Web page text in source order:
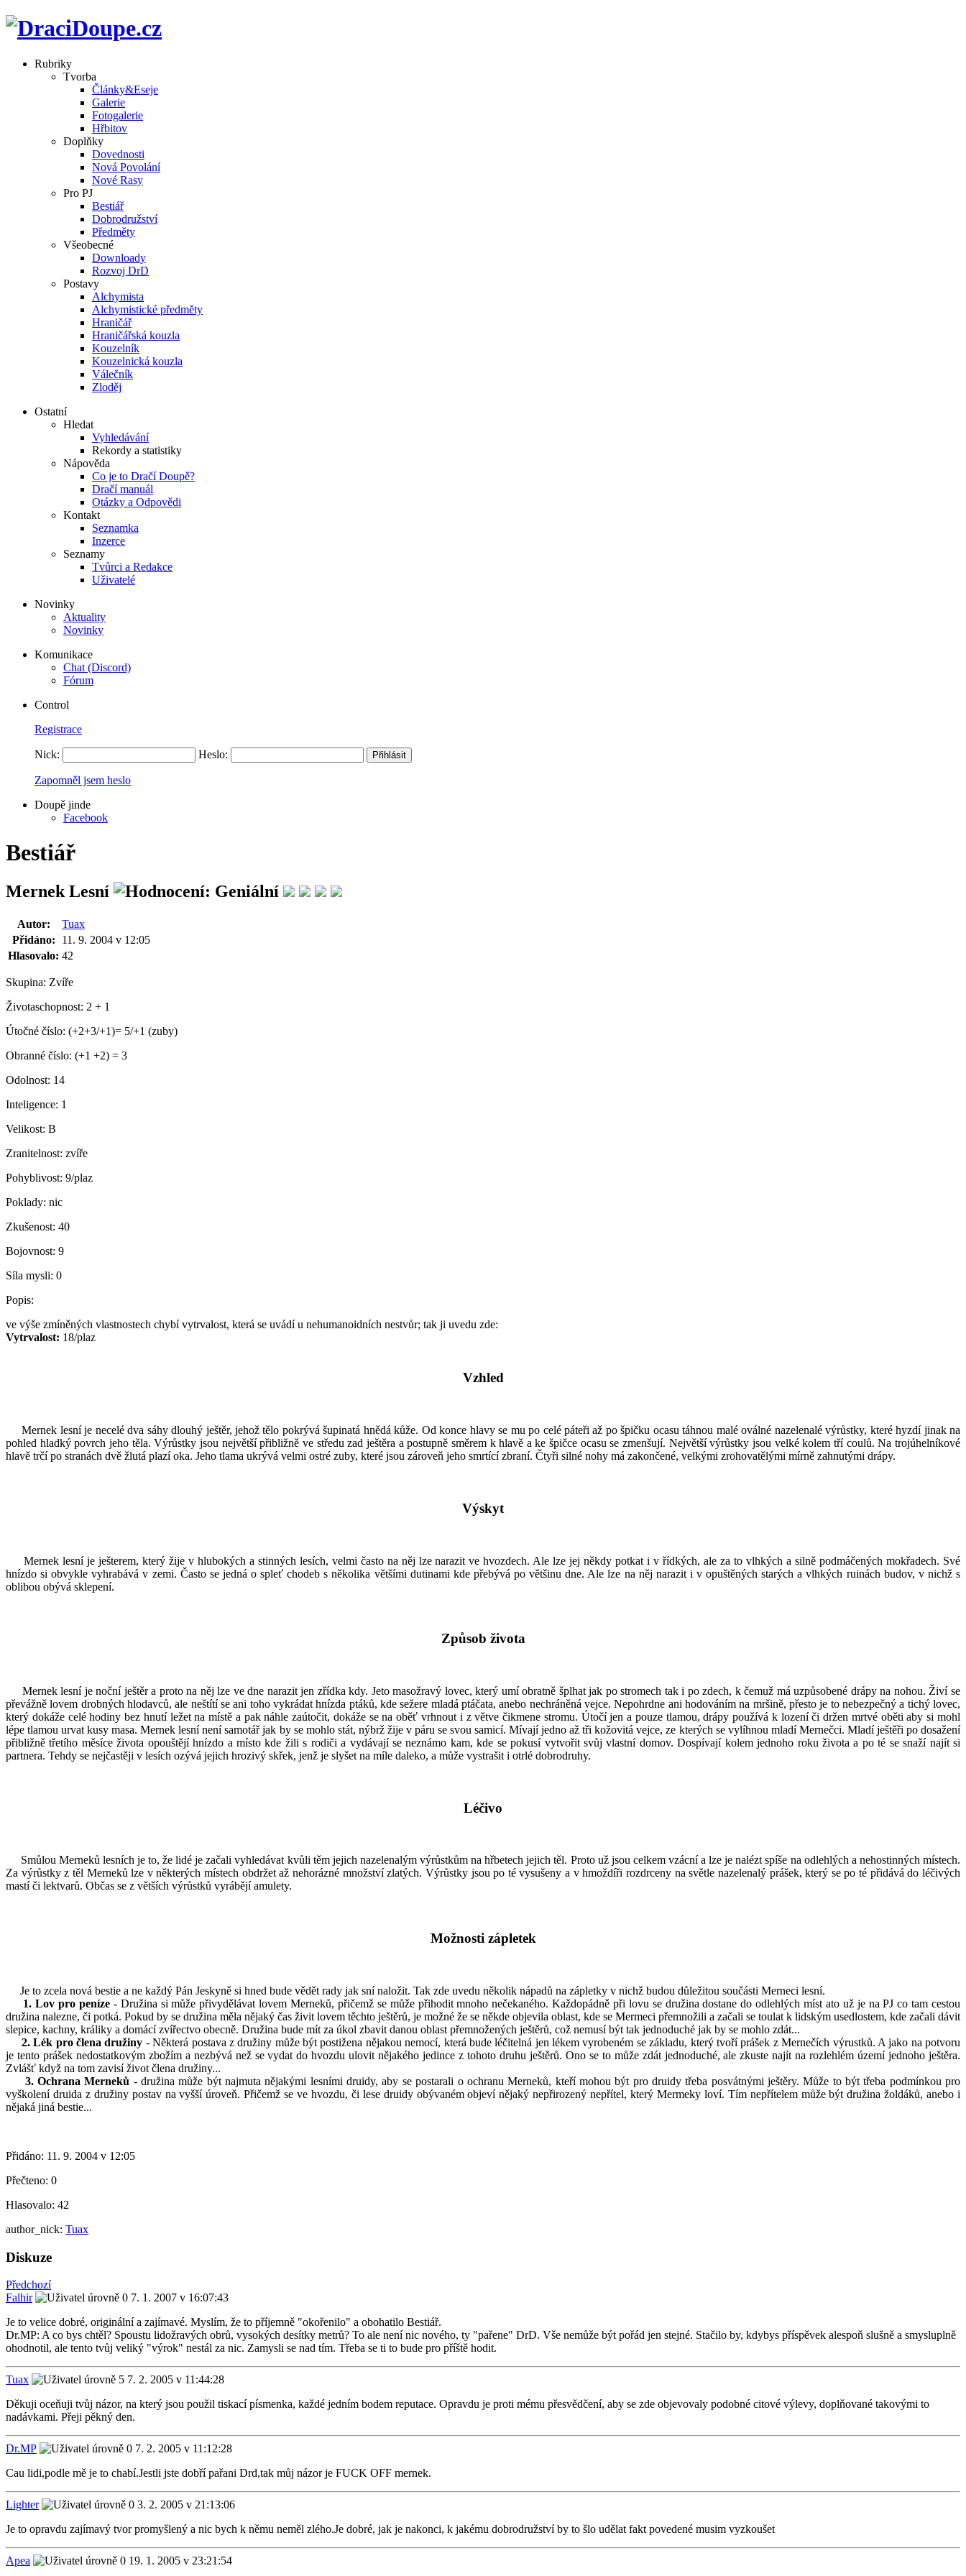
Rubriky
Tvorba
Články&Eseje
Galerie
Fotogalerie
Hřbitov
Doplňky
Dovednosti
Nová Povolání
Nové Rasy
Pro PJ
Bestiář
Dobrodružství
Předměty
Všeobecné
Downloady
Rozvoj DrD
Postavy
Alchymista
Alchymistické předměty
Hraničář
Hraničářská kouzla
Kouzelník
Kouzelnická kouzla
Válečník
Zloděj
Ostatní
Hledat
Vyhledávání
Rekordy a statistiky
Nápověda
Co je to Dračí Doupě?
Dračí manuál
Otázky a Odpovědi
Kontakt
Seznamka
Inzerce
Seznamy
Tvůrci a Redakce
Uživatelé
Novinky
Aktuality
Novinky
Komunikace
Chat (Discord)
Fórum
Control
Registrace
Nick: Heslo:
Zapomněl jsem heslo
Doupě jinde
Facebook
Bestiář
Mernek Lesní
Autor:
Tuax
Přidáno:
11. 9. 2004 v 12:05
Hlasovalo: 42
Skupina: Zvíře
Životaschopnost: 2 + 1
Útočné číslo: (+2+3/+1)= 5/+1 (zuby)
Obranné číslo: (+1 +2) = 3
Odolnost: 14
Inteligence: 1
Velikost: B
Zranitelnost: zvíře
Pohyblivost: 9/plaz
Poklady: nic
Zkušenost: 40
Bojovnost: 9
Síla mysli: 0
Popis:
ve výše zmíněných vlastnostech chybí vytrvalost, která se uvádí u nehumanoidních nestvůr; tak ji uvedu zde:
Vytrvalost: 18/plaz
Vzhled
Mernek lesní je necelé dva sáhy dlouhý ještěr, jehož tělo pokrývá šupinatá hnědá kůže. Od konce hlavy se mu po celé páteři až po špičku ocasu táhnou malé oválné nazelenalé výrůstky, které hyzdí jinak na
pohled hladký povrch jeho těla. Výrůstky jsou největší přibližně ve středu zad ještěra a postupně směrem k hlavě a ke špičce ocasu se zmenšují. Největší výrůstky jsou velké kolem tří coulů. Na trojúhelníkové
hlavě trčí po stranách dvě žlutá plazí oka. Jeho tlama ukrývá velmi ostré zuby, které jsou zároveň jeho smrtící zbraní. Čtyři silné nohy má zakončené, velkými zrohovatělými mírně zahnutými drápy.
Výskyt
Mernek lesní je ješterem, který žije v hlubokých a stinných lesích, velmi často na něj lze narazit ve hvozdech. Ale lze jej někdy potkat i v řídkých, ale za to vlhkých a silně podmáčených mokřadech. Své
hnízdo si obvykle vyhrabává v zemi. Často se jedná o spleť chodeb s několika většími dutinami kde přebývá po většinu dne. Ale lze na něj narazit i v opuštěných starých a vlhkých ruinách budov, v nichž s
oblibou obývá sklepení.
Způsob života
Mernek lesní je noční ještěr a proto na něj lze ve dne narazit jen zřídka kdy. Jeto masožravý lovec, který umí obratně šplhat jak po stromech tak i po zdech, k čemuž má uzpůsobené drápy na nohou. Živí se
převážně lovem drobných hlodavců, ale neštítí se ani toho vykrádat hnízda ptáků, kde sežere mladá ptáčata, anebo nechráněná vejce. Nepohrdne ani hodováním na mršině, přesto je to nebezpečný a tichý lovec,
který dokáže celé hodiny bez hnutí ležet na místě a pak náhle zaútočit, dokáže se na oběť vrhnout i z větve čikmene stromu. Útočí jen a pouze tlamou, drápy používá k lození či držen mrtvé oběti aby si mohl
lépe tlamou urvat kusy masa. Mernek lesní není samotář jak by se mohlo stát, nýbrž žije v páru se svou samicí. Mívají jedno až tři kožovitá vejce, ze kterých se vylíhnou mladí Mernečci. Mladí ještěři po dosažení
přibližně třetího měsíce života opouštějí hnízdo a místo kde žili s rodiči a vydávají se neznámo kam, kde se pokusí vytvořit svůj vlastní domov. Dospívají kolem jednoho roku života a po té se snaží najít si
partnera. Tehdy se nejčastěji v lesích ozývá jejich hrozivý skřek, jenž je slyšet na míle daleko, a může vystrašit i otrlé dobrodruhy.
Léčivo
Smůlou Merneků lesních je to, že lidé je začali vyhledávat kvůli těm jejich nazelenalým výrůstkům na hřbetech jejich těl. Proto už jsou celkem vzácní a lze je nalézt spíše na odlehlých a nehostinných místech.
Za výrůstky z těl Merneků lze v některých místech obdržet až nehorázné množství zlatých. Výrůstky jsou po té vysušeny a v hmoždíři rozdrceny na světle nazelenalý prášek, který se po té přidává do léčivých
mastí či lektvarů. Občas se z větších výrůstků vyrábějí amulety.
Možnosti zápletek
Je to zcela nová bestie a ne každý Pán Jeskyně si hned bude vědět rady jak sní naložit. Tak zde uvedu několik nápadů na zápletky v nichž budou důležitou součásti Merneci lesní.
1. Lov pro peníze- Družina si může přivydělávat lovem Merneků, přičemž se může přihodit mnoho nečekaného. Každopádně při lovu se družina dostane do odlehlých míst ato už je na PJ co tam cestou
družina nalezne, či potká. Pokud by se družina měla nějaký čas živit lovem těchto ještěrů, je možné že se někde objevila oblast, kde se Mermeci přemnožili a začali se toulat k lidským usedlostem, kde začali dávit
slepice, kachny, králiky a domácí zvířectvo obecně. Družina bude mít za úkol zbavit danou oblast přemnožených ještěrů, což nemusí být tak jednoduché jak by se mohlo zdát...
2. Lék pro člena družiny - Některá postava z družiny může být postižena nějakou nemocí, která bude léčitelná jen lékem vyrobeném se základu, který tvoří prášek z Mernečích výrustků. A jako na potvoru
je tento prášek nedostatkovým zbožím a nezbývá než se vydat do hvozdu ulovit nějakého jedince z tohoto druhu ještěrů. Ono se to může zdát jednoduché, ale zkuste najít na rozlehlém území jednoho ještěra.
Zvlášť když na tom zavisí život člena družiny...
3. Ochrana Merneků - družina může být najmuta nějakými lesními druidy, aby se postarali o ochranu Merneků, kteří mohou být pro druidy třeba posvátnými ještěry. Může to být třeba podmínkou pro
vyškolení druida z družiny postav na vyšší úroveň. Přičemž se ve hvozdu, či lese druidy obývaném objeví nějaký nepřirozený nepřítel, který Mermeky loví. Tím nepřítelem může být družina žoldáků, anebo i
nějaká jiná bestie...
Přidáno: 11. 9. 2004 v 12:05
Přečteno: 0
Hlasovalo: 42
author_nick: Tuax
Diskuze
Předchozí
Falhir
7. 1. 2007 v 16:07:43
Je to velice dobré, originální a zajímavé. Myslím, že to příjemně "okořenilo" a obohatilo Bestiář.
Dr.MP: A co bys chtěl? Spoustu lidožravých obrů, vysokých desítky metrů? To ale není nic nového, ty "pařene" DrD. Vše nemůže být pořád jen stejné. Stačilo by, kdybys příspěvek alespoň slušně a smysluplně
ohodnotil, ale tento tvůj veliký "výrok" nestál za nic. Zamysli se nad tím. Třeba se ti to bude pro příště hodit.
Tuax
7. 2. 2005 v 11:44:28
Děkuji oceňuji tvůj názor, na který jsou použil tiskací písmenka, každé jedním bodem reputace. Opravdu je proti mému přesvědčení, aby se zde objevovaly podobné citové výlevy, doplňované takovými to
nadávkami. Přeji pěkný den.
Dr.MP
7. 2. 2005 v 11:12:28
Cau lidi,podle mě je to chabí.Jestli jste dobří pařani Drd,tak můj názor je FUCK OFF mernek.
Lighter
3. 2. 2005 v 21:13:06
Je to opravdu zajímavý tvor promyšlený a nic bych k němu neměl zlého.Je dobré, jak je nakonci, k jakému dobrodružství by to šlo udělat fakt povedené musim vyzkoušet
Apea 19. 1. 2005 v 23:21:54